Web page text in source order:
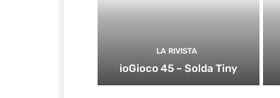
LA RIVISTA
ioGioco 45 – Solda Tiny